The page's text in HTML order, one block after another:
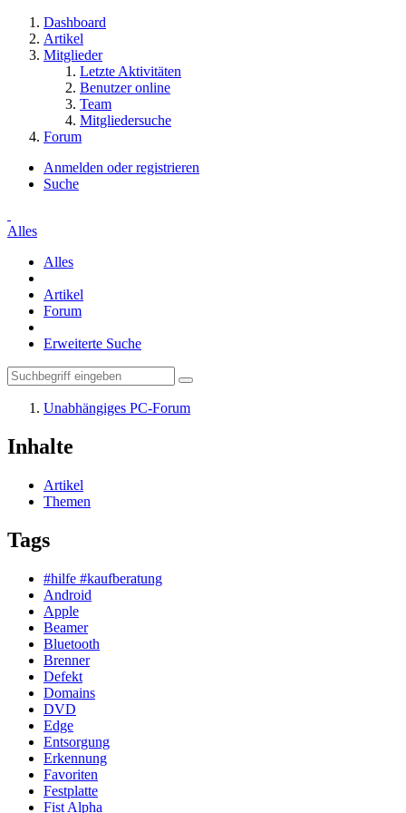
Dashboard
Artikel
Mitglieder
Letzte Aktivitäten
Benutzer online
Team
Mitgliedersuche
Forum
Anmelden oder registrieren
Suche
Alles
Alles
Artikel
Forum
Erweiterte Suche
Unabhängiges PC-Forum
Inhalte
Artikel
Themen
Tags
#hilfe #kaufberatung
Android
Apple
Beamer
Bluetooth
Brenner
Defekt
Domains
DVD
Edge
Entsorgung
Erkennung
Favoriten
Festplatte
Fist Alpha